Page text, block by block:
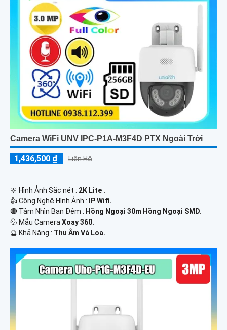
Camera WiFi UNV IPC-P1A-M3F4D PTX Ngoài Trời
1,436,500 ₫ Liên Hệ
🔆 Hình Ảnh Sắc nét : 2K Lite .
👍 Công Nghệ Hình Ảnh :
IP Wifi.
🔴 Tầm Nhìn Ban Đêm : Hồng Ngoại 30m Hồng Ngoại SMD.
💦 Mẫu Camera Xoay 360.
️🔮 Khả Năng : Thu Âm Và Loa.